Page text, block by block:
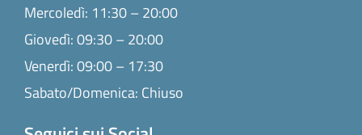
Mercoledì: 11:30 – 20:00
Giovedì: 09:30 – 20:00
Venerdì: 09:00 – 17:30
Sabato/Domenica: Chiuso